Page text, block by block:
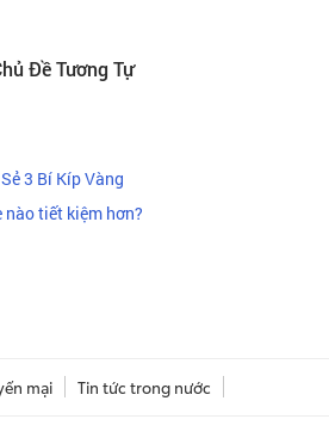
Đề Tương Tự
3 Bí Kíp Vàng
nào tiết kiệm hơn?
mại Tin tức trong nước